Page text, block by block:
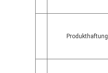
Produkthaftung